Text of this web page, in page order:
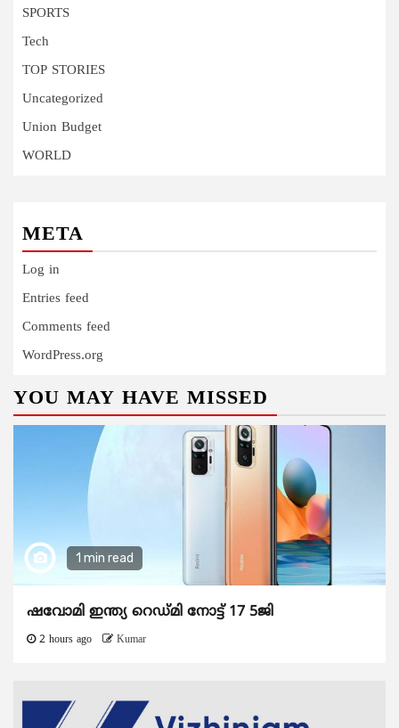
SPORTS
Tech
TOP STORIES
Uncategorized
Union Budget
WORLD
META
Log in
Entries feed
Comments feed
WordPress.org
YOU MAY HAVE MISSED
1 min read
ഷവോമി ഇന്ത്യ റെഡ്മി നോട്ട് 17 5ജി
2 hours ago Kumar